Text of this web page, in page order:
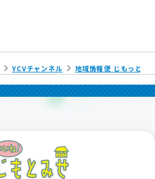
YCVチャンネル 地域情報便 じもっと!!